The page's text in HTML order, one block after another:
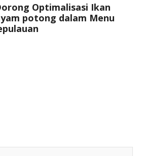
Optimalisasi Ikan
potong dalam Menu